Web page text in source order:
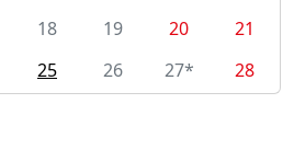
18 19 20
21
25 26 27* 28